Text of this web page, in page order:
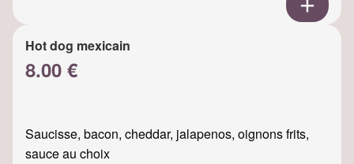
Hot dog mexicain
8.00 €
Saucisse, bacon, cheddar, jalapenos, oignons frits,
sauce au choix